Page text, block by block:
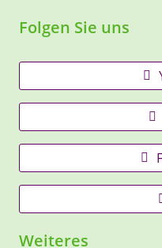
Folgen Sie uns
Weiteres